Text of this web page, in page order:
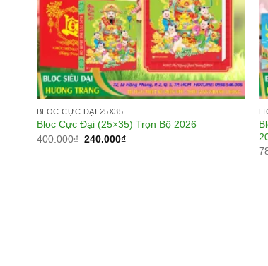
BLOC CỰC ĐẠI 25X35
Bloc Cực Đại (25×35) Trọn Bộ 2026
400.000₫ Giá
240.000₫Giá